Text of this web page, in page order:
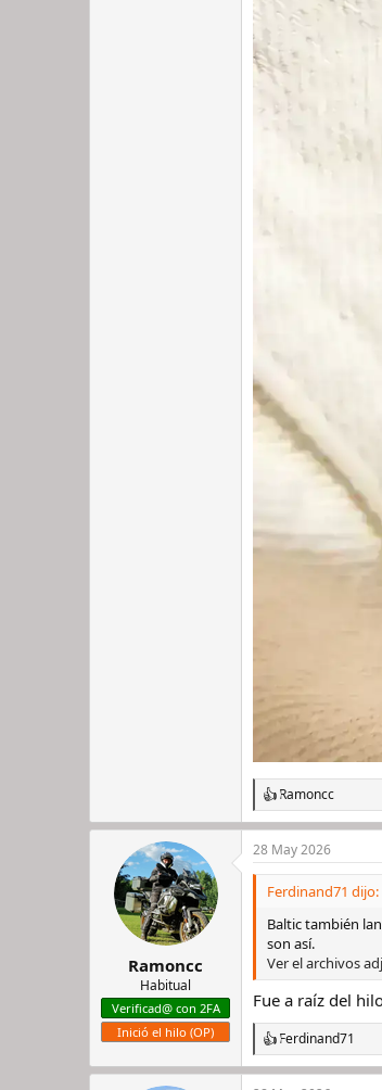
R
e
a
c
c
e
Ramoncc
Ramoncc
Habitual
Verificad@ con 2FA
Inició el hilo (OP)
28 May 2026
Ferdinand71 dijo:
Baltic también
son así.
Ver el archivos
Fue a raíz del
R
e
a
Ferdinand71